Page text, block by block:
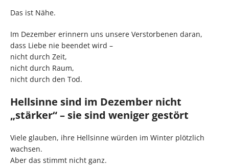
Das ist Nähe.
Im Dezember erinnern uns unsere Verstorbenen daran,
dass Liebe nie beendet wird –
nicht durch Zeit,
nicht durch Raum,
nicht durch den Tod.
Hellsinne sind im Dezember nicht
„stärker“ – sie sind weniger gestört
Viele glauben, ihre Hellsinne würden im Winter plötzlich
wachsen.
Aber das stimmt nicht ganz.